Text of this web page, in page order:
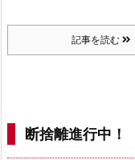
記事を読む
断捨離進行中！